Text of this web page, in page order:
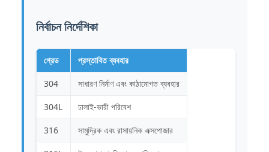
নির্বাচন নির্দেশিকা
গ্রেড প্রস্তাবিত ব্যবহার
304 সাধারণ নির্মাণ এবং কাঠামোগত ব্যবহার
304L ঢালাই-ভারী পরিবেশ
316 সামুদ্রিক এবং রাসায়নিক এক্সপোজার